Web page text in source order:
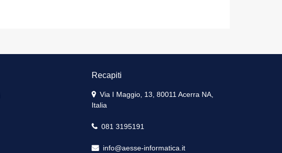
Recapiti
Via I Maggio, 13, 80011 Acerra NA,
Italia
081 3195191
info@aesse-informatica.it